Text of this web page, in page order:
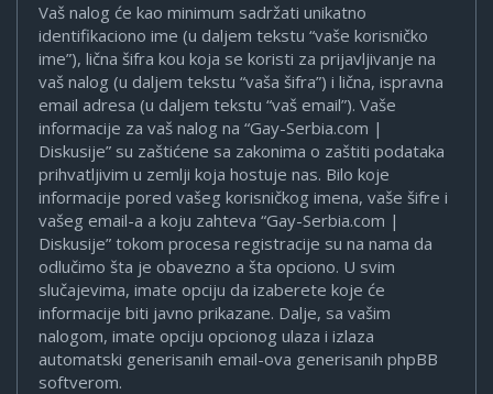
Vaš nalog će kao minimum sadržati unikatno
identifikaciono ime (u daljem tekstu “vaše korisničko
ime”), lična šifra kou koja se koristi za prijavljivanje na
vaš nalog (u daljem tekstu “vaša šifra”) i lična, ispravna
email adresa (u daljem tekstu “vaš email”). Vaše
informacije za vaš nalog na “Gay-Serbia.com |
Diskusije” su zaštićene sa zakonima o zaštiti podataka
prihvatljivim u zemlji koja hostuje nas. Bilo koje
informacije pored vašeg korisničkog imena, vaše šifre i
vašeg email-a a koju zahteva “Gay-Serbia.com |
Diskusije” tokom procesa registracije su na nama da
odlučimo šta je obavezno a šta opciono. U svim
slučajevima, imate opciju da izaberete koje će
informacije biti javno prikazane. Dalje, sa vašim
nalogom, imate opciju opcionog ulaza i izlaza
automatski generisanih email-ova generisanih phpBB
softverom.